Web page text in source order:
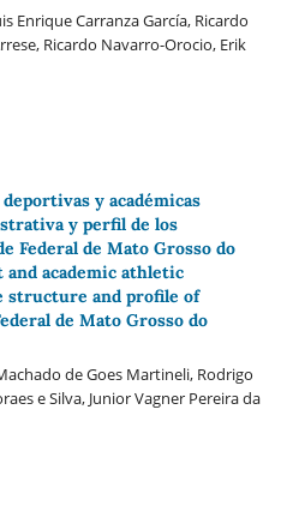
Enrique Carranza García, Ricardo
Ricardo Navarro-Orocio, Erik
y académicas
y perfil de los
Federal de Mato Grosso do
academic athletic
structure and profile of
de Mato Grosso do
de Goes Martineli, Rodrigo
e Silva, Junior Vagner Pereira da